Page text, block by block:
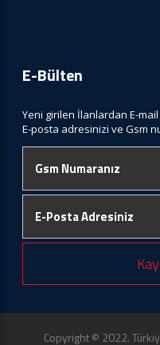
E-Bülten
Yeni girilen İlanlardan E-
E-posta adresinizi ve Gsm
Copyright © 2022.